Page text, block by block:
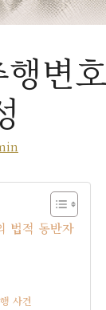
변
법적 동반자
사건